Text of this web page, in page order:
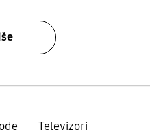
Televizori